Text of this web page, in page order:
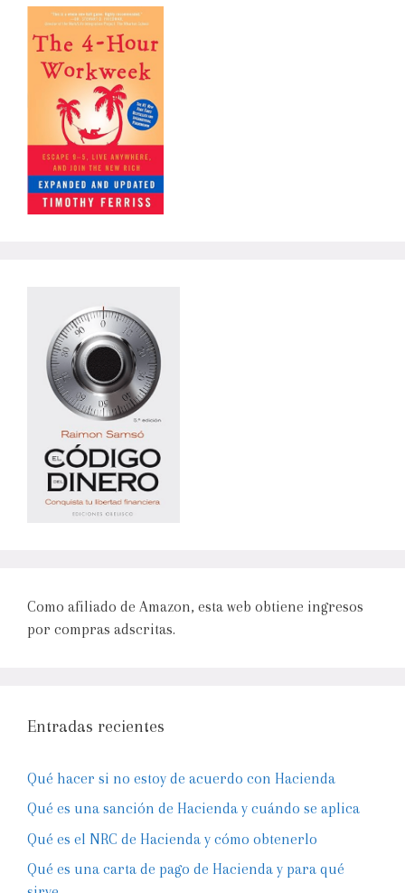
Como afiliado de Amazon, esta web obtiene ingresos
por compras adscritas.
Entradas recientes
Qué hacer si no estoy de acuerdo con Hacienda
Qué es una sanción de Hacienda y cuándo se aplica
Qué es el NRC de Hacienda y cómo obtenerlo
Qué es una carta de pago de Hacienda y para qué